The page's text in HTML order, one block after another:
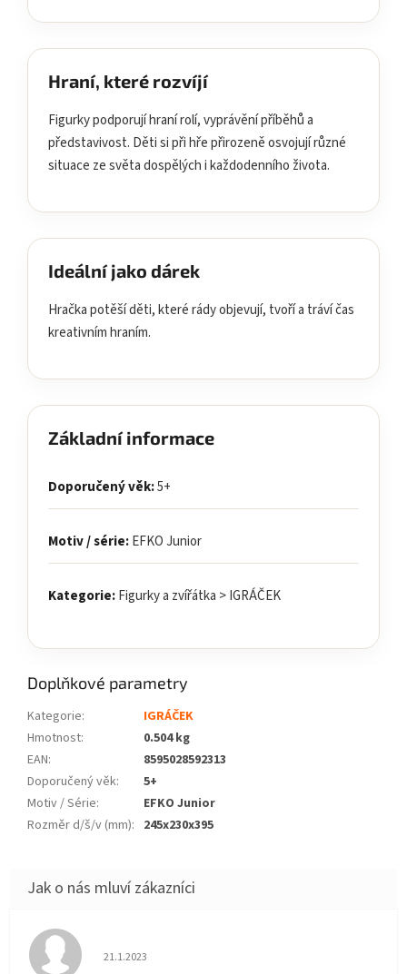
Hraní, které rozvíjí
Figurky podporují hraní rolí, vyprávění příběhů a
představivost. Děti si při hře přirozeně osvojují různé
situace ze světa dospělých i každodenního života.
Ideální jako dárek
Hračka potěší děti, které rády objevují, tvoří a tráví čas
kreativním hraním.
Základní informace
Doporučený věk:5+
Motiv / série:EFKO Junior
Kategorie:Figurky a zvířátka > IGRÁČEK
Doplňkové parametry
Kategorie:
IGRÁČEK
Hmotnost:
0.504 kg
EAN:
8595028592313
Doporučený věk:
5+
Motiv / Série:
EFKO Junior
Rozměr d/š/v (mm): 245x230x395
Hodnocení obchodu je 5 z 5 hvězdiček.
21.1.2023